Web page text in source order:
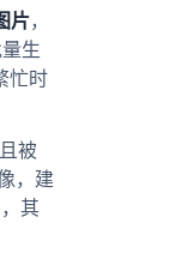
片，
生
忙时
被
，建
其